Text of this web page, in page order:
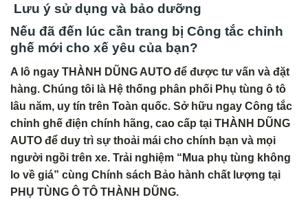
Lưu ý sử dụng và bảo dưỡng
Nếu đã đến lúc cần trang bị Công tắc chỉnh
ghế mới cho xế yêu của bạn?
A lô ngay THÀNH DŨNG AUTO để được tư vấn và đặt
hàng. Chúng tôi là Hệ thống phân phối Phụ tùng ô tô
lâu năm, uy tín trên Toàn quốc. Sở hữu ngay Công tắc
chỉnh ghế điện chính hãng, cao cấp tại THÀNH DŨNG
AUTO để duy trì sự thoải mái cho chính bạn và mọi
người ngồi trên xe. Trải nghiệm “Mua phụ tùng không
lo về giá” cùng Chính sách Bảo hành chất lượng tại
PHỤ TÙNG Ô TÔ THÀNH DŨNG.